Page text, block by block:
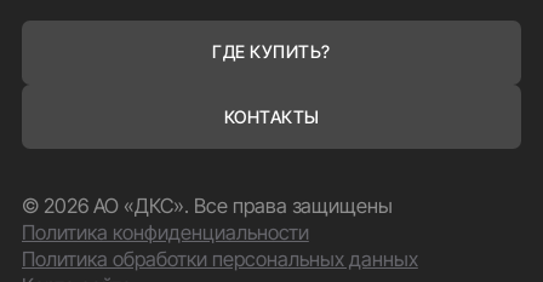
ГДЕ КУПИТЬ?
КОНТАКТЫ
© 2026 АО «ДКС». Все права защищены
Политика конфиденциальности
Политика обработки персональных данных